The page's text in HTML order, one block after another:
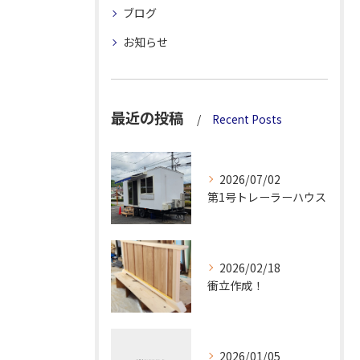
ブログ
お知らせ
最近の投稿 Recent Posts
2026/07/02
第1号トレーラーハウス
2026/02/18
衝立作成！
2026/01/05